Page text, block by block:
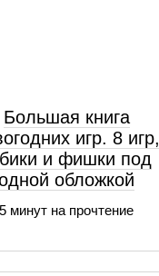
Большая книга
игр. 8 игр,
и фишки под
обложкой
5 минут на прочтение